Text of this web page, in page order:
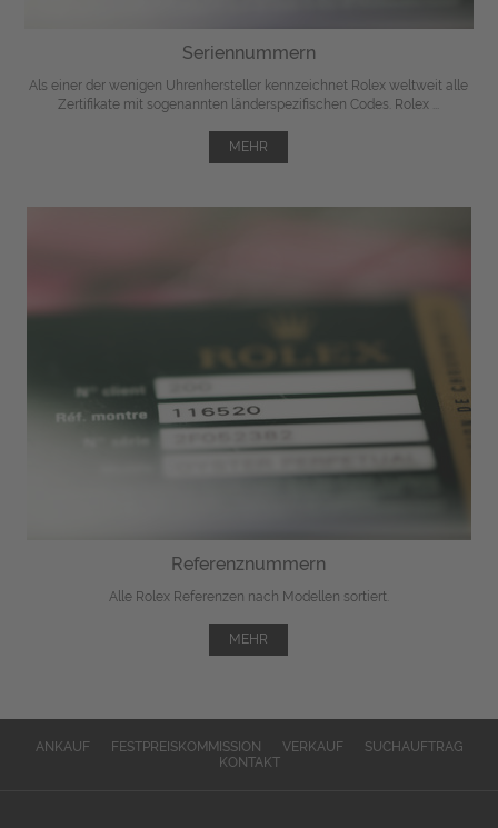
Seriennummern
Als einer der wenigen Uhrenhersteller kennzeichnet Rolex weltweit alle
Zertifikate mit sogenannten länderspezifischen Codes. Rolex ...
MEHR
Referenznummern
Alle Rolex Referenzen nach Modellen sortiert.
MEHR
ANKAUF FESTPREISKOMMISSION VERKAUF
SUCHAUFTRAG
KONTAKT